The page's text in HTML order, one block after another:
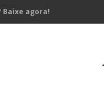
Baixe agora!